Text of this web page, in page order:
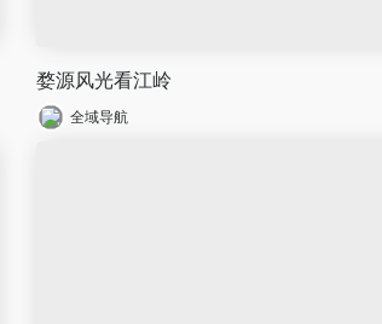
婺源风光看江岭
全域导航